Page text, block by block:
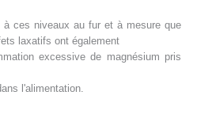
à ces niveaux au fur et à mesure que
laxatifs ont également
excessive de magnésium pris
l'alimentation.